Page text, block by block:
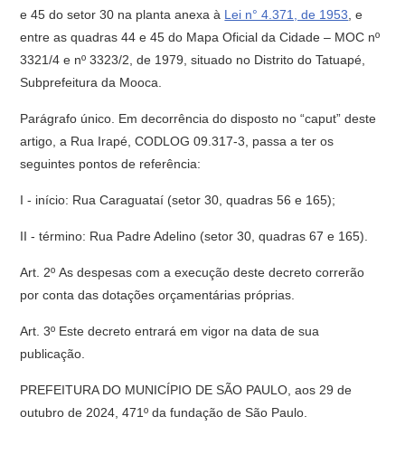
e 45 do setor 30 na planta anexa à Lei n° 4.371, de 1953 , e
entre as quadras 44 e 45 do Mapa Oficial da Cidade – MOC nº
3321/4 e nº 3323/2, de 1979, situado no Distrito do Tatuapé,
Subprefeitura da Mooca.
Parágrafo único. Em decorrência do disposto no “caput” deste
artigo, a Rua Irapé, CODLOG 09.317-3, passa a ter os
seguintes pontos de referência:
I - início: Rua Caraguataí (setor 30, quadras 56 e 165);
II - término: Rua Padre Adelino (setor 30, quadras 67 e 165).
Art. 2º As despesas com a execução deste decreto correrão
por conta das dotações orçamentárias próprias.
Art. 3º Este decreto entrará em vigor na data de sua
publicação.
PREFEITURA DO MUNICÍPIO DE SÃO PAULO, aos 29 de
outubro de 2024, 471º da fundação de São Paulo.